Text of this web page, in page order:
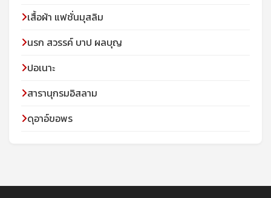
เสื้อผ้า แฟชั่นมุสลิม
นรก สวรรค์ บาป ผลบุญ
ปอเนาะ
สารานุกรมอิสลาม
ดุอาอ์ขอพร